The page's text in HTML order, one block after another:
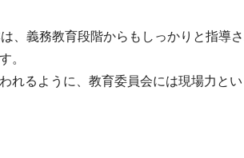
、義務教育段階からもしっかりと指導
。
るように、教育委員会には現場力と